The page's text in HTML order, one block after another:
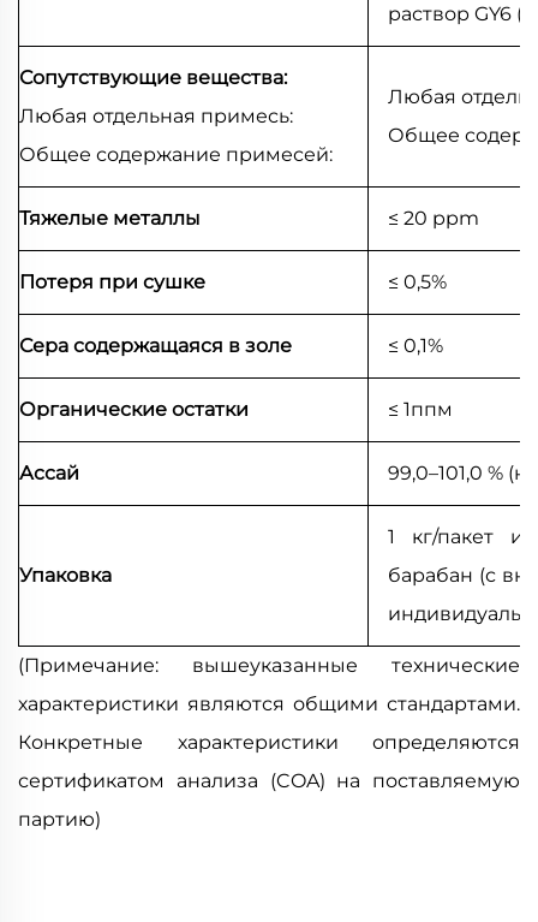
раствор GY6
Сопутствующие вещества:
Любая отдельная примесь:
Общее содержание примесей:
Любая
Общее
Тяжелые металлы ≤ 20 ppm
Потеря при сушке ≤ 0,5%
Сера содержащаяся в золе ≤ 0,1%
Органические остатки ≤ 1ппм
Ассай 99,0–101,0 %
Упаковка
1 кг/пакет
барабан (с
(Примечание: вышеуказанные технические
характеристики являются общими стандартами.
Конкретные характеристики определяются
сертификатом анализа (COA) на поставляемую
партию)